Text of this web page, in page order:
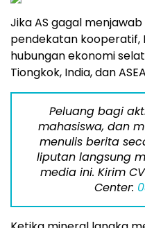
Jika AS gagal
pendekatan kooperatif,
hubungan ekonomi
Tiongkok, India, dan
Peluang bagi
mahasiswa, dan
menulis berita
liputan langsung
media ini. Kirim
Center: